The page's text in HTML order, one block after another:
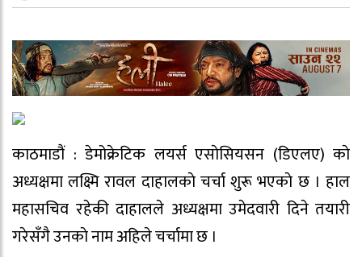
काठमाडौं : डेमोक्रेटिक लयर्स एसाेसियसन (डिएलए) काे
अध्यक्षमा लक्ष्मि रावल दाहालकाे चर्चा शुरू भएकाे छ । हाल
महासचिव रहेकी दाहालले अध्यक्षमा उमेदवारी दिने तयारी
गरेसँगै उनकाे नाम अहिले चर्चामा छ ।